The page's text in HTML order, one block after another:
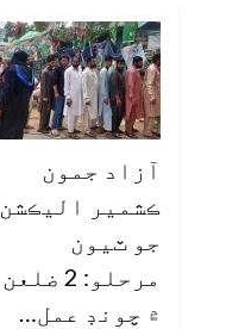
آزاد جمون
ڪشمير اليڪشن
جو ٽيون
مرحلو: 2 ضلعن
۾ چونڊ عمل…